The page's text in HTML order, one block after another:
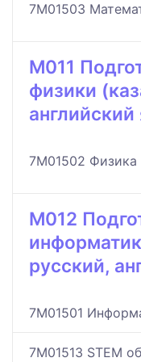
7M01503
M011
физики
7M01502 Физика
M012
русский,
7M01501
7M01513 STEM